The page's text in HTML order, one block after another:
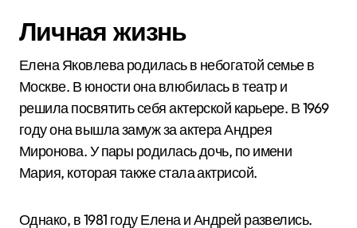
Личная жизнь
Елена Яковлева родилась в небогатой семье в
Москве. В юности она влюбилась в театр и
решила посвятить себя актерской карьере. В 1969
году она вышла замуж за актера Андрея
Миронова. У пары родилась дочь, по имени
Мария, которая также стала актрисой.
Однако, в 1981 году Елена и Андрей развелись.